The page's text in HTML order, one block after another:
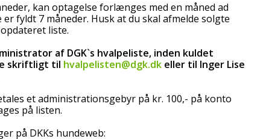
kan optagelse forlænges med en måned ad
fyldt 7 måneder. Husk at du skal afmelde solgte
liste.
af DGK`s hvalpeliste, inden kuldet
skriftligt til hvalpelisten@dgk.dk eller til Inger Lise
et administrationsgebyr på kr. 100,- på konto
på listen.
på DKKs hundeweb: